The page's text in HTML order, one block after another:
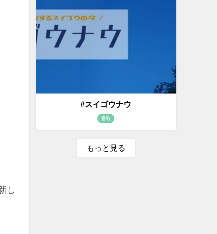
し
#スイゴウナウ
香取
もっと見る